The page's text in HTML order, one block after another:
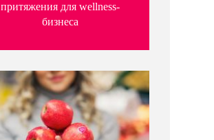
притяжения для wellness-
бизнеса